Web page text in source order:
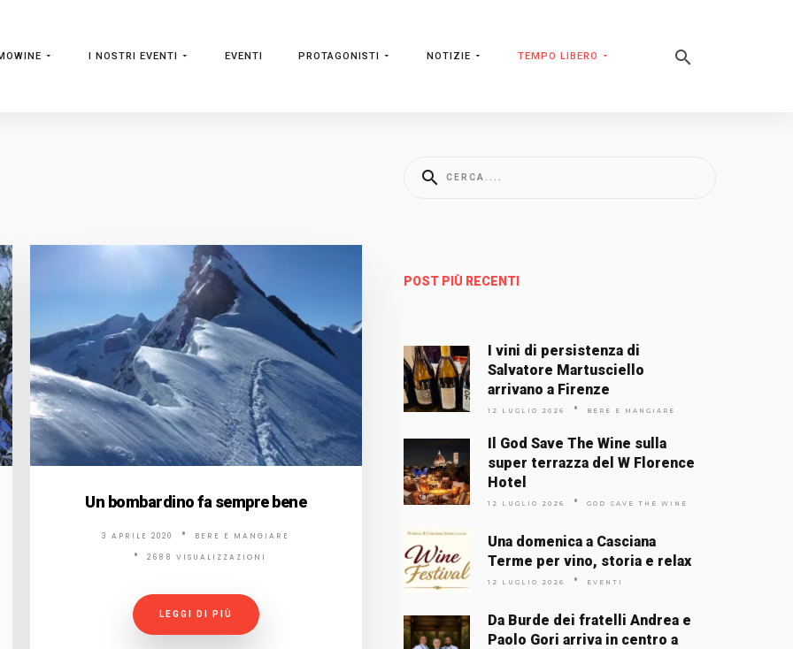
I NOSTRI EVENTI EVENTI PROTAGONISTI NOTIZIE TEMPO LIBERO
Un bombardino fa sempre bene
3 APRILE 2020 BERE E MANGIARE
2688 VISUALIZZAZIONI
LEGGI DI PIÙ
POST PIÙ RECENTI
I vini di persistenza di
Salvatore Martusciello
arrivano a Firenze
12 LUGLIO 2026 BERE E MANGIARE
Il God Save The Wine sulla
super terrazza del W Florence
Hotel
12 LUGLIO 2026 GOD SAVE THE WINE
Una domenica a Casciana
Terme per vino, storia e relax
12 LUGLIO 2026 EVENTI
Da Burde dei fratelli Andrea e
Paolo Gori arriva in centro a